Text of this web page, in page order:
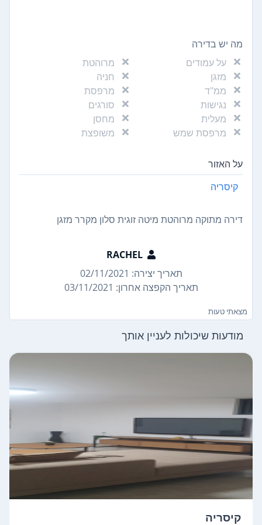
מה יש בדירה
על עמודים
מרוהטת
מזגן
חניה
ממ"ד
מרפסת
נגישות
סורגים
מעלית
מחסן
מרפסת שמש
משופצת
על האזור
קיסריה
דירה מתוקה מרוהטת מיטה זוגית סלון מקרר מזגן
RACHEL
תאריך יצירה: 02/11/2021
תאריך הקפצה אחרון: 03/11/2021
מצאתי טעות
מודעות שיכולות לעניין אותך
קיסריה